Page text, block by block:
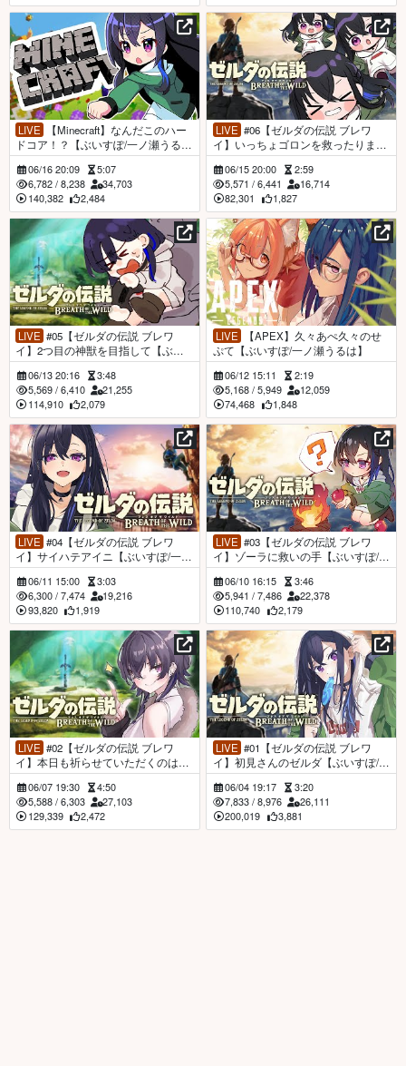
LIVE
ドコア！？【ぶいすぽ/一ノ瀬うる
は】
06/16 20:09
5:07
6,782/ 8,238
34,703
140,382
2,484
LIVE
イ】いっちょゴロンを救ったります
か【ぶいすぽ/一ノ瀬うるは】
06/15 20:00
2:59
5,571 /6,441
16,714
82,301
1,827
LIVE
イ】2つ目の神獣を目指して【ぶい
すぽ/一ノ瀬うるは】
06/13 20:16
3:48
5,569/ 6,410
21,255
114,910
2,079
LIVE
ぷて【ぶいすぽ/一ノ瀬うるは】
06/12 15:11
2:19
5,168 /5,949
12,059
74,468
1,848
LIVE
イ】サイハテアイニ【ぶいすぽ/一ノ
瀬うるは】
06/11 15:00
3:03
6,300/ 7,474
19,216
93,820
1,919
LIVE
イ】ゾーラに救いの手【ぶいすぽ/一
ノ瀬うるは】
06/10 16:15
3:46
5,941 /7,486
22,378
110,740
2,179
LIVE
イ】本日も祈らせていただくのはこ
ちら【ぶいすぽ/一ノ瀬うるは】
06/07 19:30
4:50
5,588/ 6,303
27,103
129,339
2,472
LIVE
イ】初見さんのゼルダ【ぶいすぽ/一
ノ瀬うるは】
06/04 19:17
3:20
7,833 /8,976
26,111
200,019
3,881